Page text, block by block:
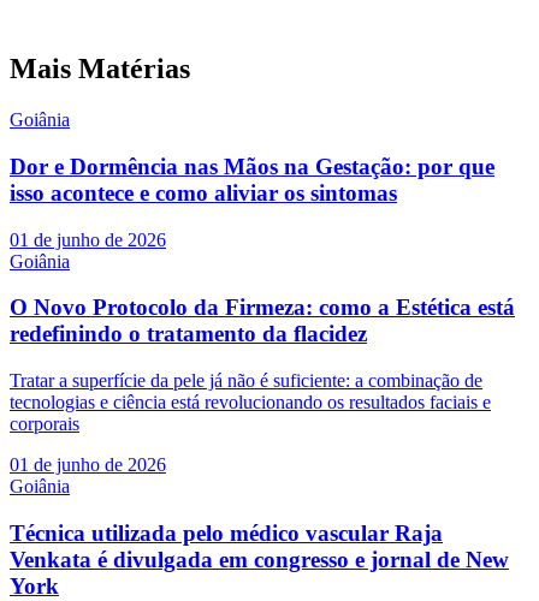
Mais Matérias
Goiânia
Dor e Dormência nas Mãos na Gestação: por que
isso acontece e como aliviar os sintomas
01 de junho de 2026
Goiânia
O Novo Protocolo da Firmeza: como a Estética está
redefinindo o tratamento da flacidez
Tratar a superfície da pele já não é suficiente: a combinação de
tecnologias e ciência está revolucionando os resultados faciais e
corporais
01 de junho de 2026
Goiânia
Técnica utilizada pelo médico vascular Raja
Venkata é divulgada em congresso e jornal de New
York